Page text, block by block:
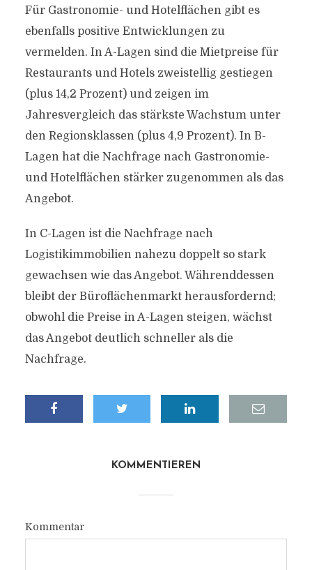
Für Gastronomie- und Hotelflächen gibt es
ebenfalls positive Entwicklungen zu
vermelden. In A-Lagen sind die Mietpreise für
Restaurants und Hotels zweistellig gestiegen
(plus 14,2 Prozent) und zeigen im
Jahresvergleich das stärkste Wachstum unter
den Regionsklassen (plus 4,9 Prozent). In B-
Lagen hat die Nachfrage nach Gastronomie-
und Hotelflächen stärker zugenommen als das
Angebot.
In C-Lagen ist die Nachfrage nach
Logistikimmobilien nahezu doppelt so stark
gewachsen wie das Angebot. Währenddessen
bleibt der Büroflächenmarkt herausfordernd;
obwohl die Preise in A-Lagen steigen, wächst
das Angebot deutlich schneller als die
Nachfrage.
KOMMENTIEREN
Kommentar